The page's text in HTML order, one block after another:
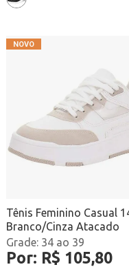
Tênis Feminino Casual
Branco/Cinza Atacado
34 ao 39
Por: R$ 105,80